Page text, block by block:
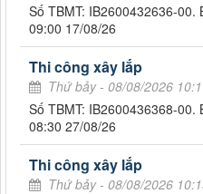
Số TBMT: IB2600432636-
09:00 17/08/26
Thi công xây lắp
Thứ bảy - 08/08/2026
Số TBMT: IB2600436368-
08:30 27/08/26
Thi công xây lắp
Thứ bảy - 08/08/2026